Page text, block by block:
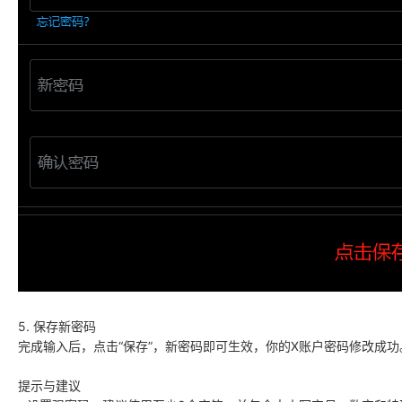
5. 保存新密码
完成输入后，点击“保存”，新密码即可生效，你的X账户密码修改成功
提示与建议